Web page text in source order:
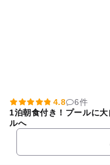
4.8
6件
1泊朝食付き！プールに
ルへ